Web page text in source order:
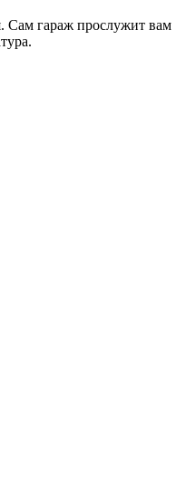
Сам гараж прослужит вам